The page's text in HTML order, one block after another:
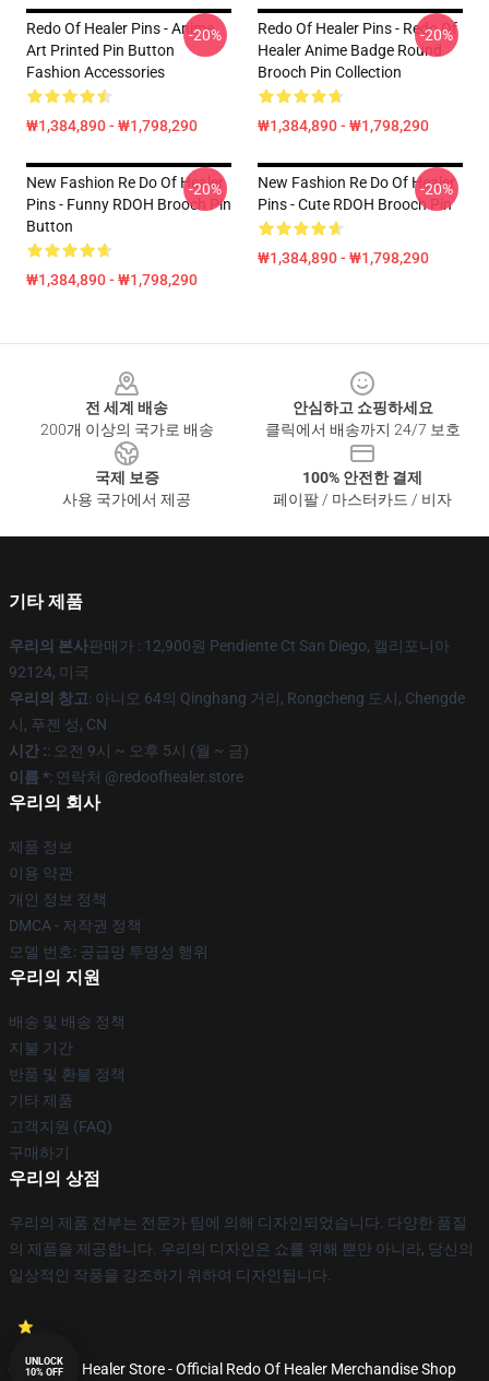
Redo Of Healer Pins - Anime
Art Printed Pin Button
Fashion Accessories
₩1,384,890 - ₩1,798,290
-20%
Redo Of Healer Pins - Redo Of
Healer Anime Badge Round
Brooch Pin Collection
₩1,384,890 - ₩1,798,290
-20%
New Fashion Re Do Of Healer
Pins - Funny RDOH Brooch Pin
Button
₩1,384,890 - ₩1,798,290
-20%
New Fashion Re Do Of Healer
Pins - Cute RDOH Brooch Pin
₩1,384,890 - ₩1,798,290
-20%
전 세계 배송
200개 이상의 국가로 배송
안심하고 쇼핑하세요
클릭에서 배송까지 24/7 보호
국제 보증
사용 국가에서 제공
100% 안전한 결제
페이팔 / 마스터카드 / 비자
기타 제품
우리의 본사판매가 : 12,900원 Pendiente Ct San Diego, 캘리포니아
92124, 미국
우리의 창고: 아니오 64의 Qinghang 거리, Rongcheng 도시, Chengde
시, 푸젠 성, CN
시간 :: 오전 9시 ~ 오후 5시 (월 ~ 금)
이름 *: 연락처 @redoofhealer.store
우리의 회사
제품 정보
이용 약관
개인 정보 정책
DMCA - 저작권 정책
모델 번호: 공급망 투명성 행위
우리의 지원
배송 및 배송 정책
지불 기간
반품 및 환불 정책
기타 제품
고객지원 (FAQ)
구매하기
우리의 상점
우리의 제품 전부는 전문가 팀에 의해 디자인되었습니다. 다양한 품질
의 제품을 제공합니다. 우리의 디자인은 쇼를 위해 뿐만 아니라, 당신의
일상적인 작풍을 강조하기 위하여 디자인됩니다.
© Redo Of Healer Store - Official Redo Of Healer Merchandise Shop
UNLOCK
10% OFF